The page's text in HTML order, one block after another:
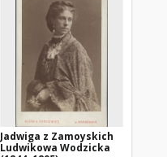
Jadwiga z Zamoyskich
Ludwikowa Wodzicka